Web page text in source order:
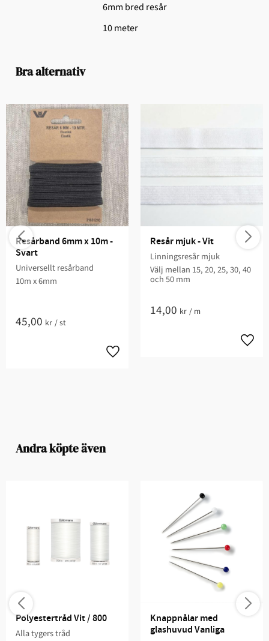
6mm bred resår
10 meter
Bra alternativ
Resårband 6mm x 10m -
Svart
Universellt resårband
10m x 6mm
45,00 kr /st
Resår mjuk - Vit
Linningsresår mjuk
Välj mellan 15, 20, 25, 30, 40
och 50 mm
14,00 kr / m
Andra köpte även
Polyestertråd Vit / 800
Alla tygers tråd
Knappnålar med
glashuvud Vanliga